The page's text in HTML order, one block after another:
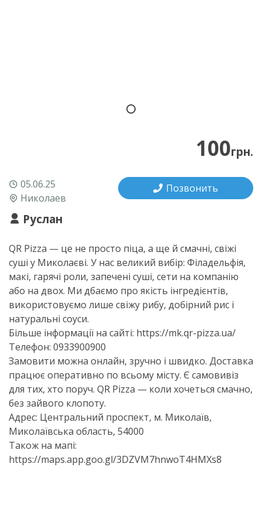
100грн.
05.06.25
Николаев
Руслан
Позвонить
QR Pizza — це не просто піца, а ще й смачні, свіжі
суші у Миколаєві. У нас великий вибір: Філадельфія,
макі, гарячі роли, запечені суші, сети на компанію
або на двох. Ми дбаємо про якість інгредієнтів,
використовуємо лише свіжу рибу, добірний рис і
натуральні соуси.
Більше інформації на сайті: https://mk.qr-pizza.ua/
Телефон: 0933900900
Замовити можна онлайн, зручно і швидко. Доставка
працює оперативно по всьому місту. Є самовивіз
для тих, хто поруч. QR Pizza — коли хочеться смачно,
без зайвого клопоту.
Адрес: Центральний проспект, м. Миколаїв,
Миколаївська область, 54000
Також на мапі:
https://maps.app.goo.gl/3DZVM7hnwoT4HMXs8